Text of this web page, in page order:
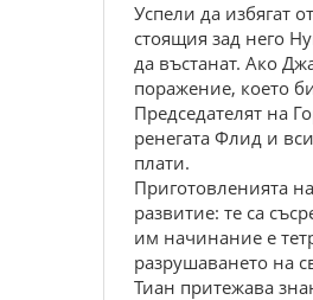
Успели да избягат
стоящия зад него
да въстанат. Ако
поражение, което
Председателят на
ренегата Флид и
плати.
Приготовленията
развитие: те са
им начинание е
разрушаването на
Тиан притежава